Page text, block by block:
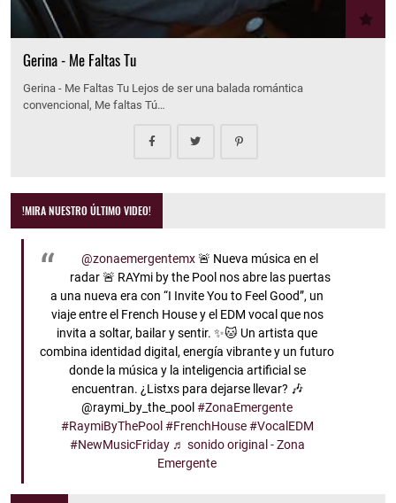
Gerina - Me Faltas Tu
Gerina - Me Faltas Tu Lejos de ser una balada romántica
convencional, Me faltas Tú…
!MIRA NUESTRO ÚLTIMO VIDEO!
@zonaemergentemx🚨 Nueva música en el
radar 🚨 RAYmi by the Pool nos abre las puertas
a una nueva era con “I Invite You to Feel Good”, un
viaje entre el French House y el EDM vocal que nos
invita a soltar, bailar y sentir. ✨🐱 Un artista que
combina identidad digital, energía vibrante y un futuro
donde la música y la inteligencia artificial se
encuentran. ¿Listxs para dejarse llevar? 🎶
@raymi_by_the_pool#ZonaEmergente
#RaymiByThePool #FrenchHouse #VocalEDM
#NewMusicFriday ♬ sonido original - Zona
Emergente